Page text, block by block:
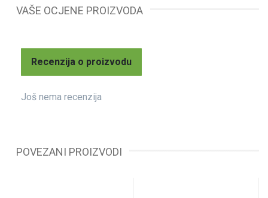
VAŠE OCJENE PROIZVODA
Recenzija o proizvodu
Još nema recenzija
POVEZANI PROIZVODI